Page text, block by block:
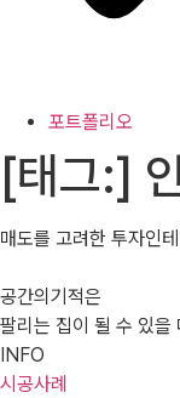
포트폴리오
[태그:]
매도를 고려한 투자인
공간의기적은
팔리는 집이 될 수 있을
INFO
시공사례